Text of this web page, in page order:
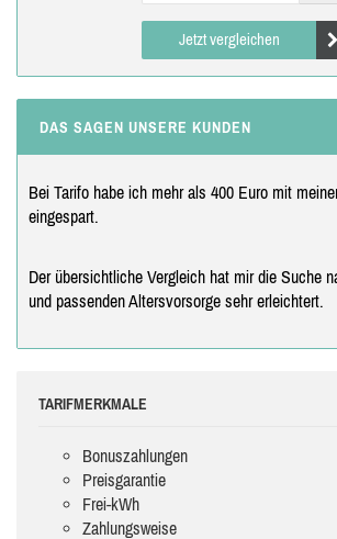
Jetzt vergleichen
DAS SAGEN UNSERE KUNDEN
Bei Tarifo habe ich mehr als 400 Euro mit
eingespart.
Der übersichtliche Vergleich hat mir die Suche
und passenden Altersvorsorge sehr erleichtert.
TARIFMERKMALE
Bonuszahlungen
Preisgarantie
Frei-kWh
Zahlungsweise